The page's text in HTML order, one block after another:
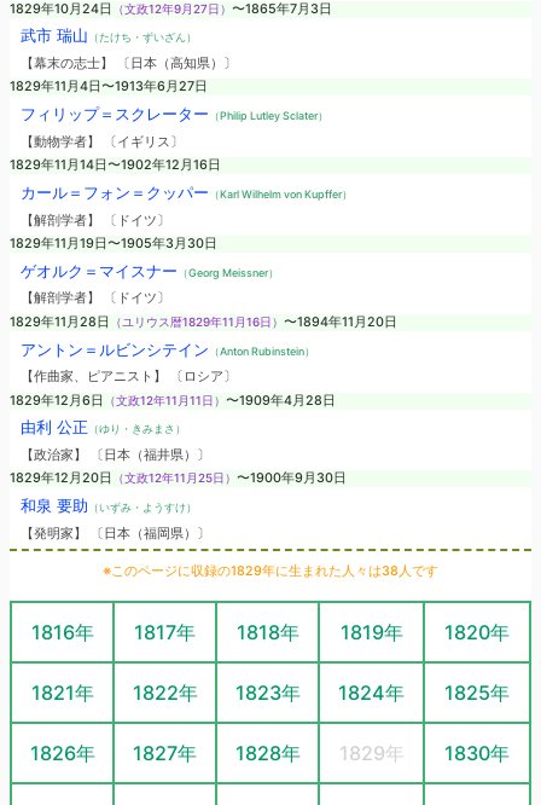
1829年10月24日
（文政12年9月27日） 〜1865年7月3日
武市 瑞山 （たけち・ずいざん）
【幕末の志士】 〔日本（高知県）〕
1829年11月4日〜1913年6月27日
フィリップ＝スクレーター （Philip Lutley Sclater）
【動物学者】 〔イギリス〕
1829年11月14日〜1902年12月16日
カール＝フォン＝クッパー （Karl Wilhelm von Kupffer）
【解剖学者】 〔ドイツ〕
1829年11月19日〜1905年3月30日
ゲオルク＝マイスナー （Georg Meissner）
【解剖学者】 〔ドイツ〕
1829年11月28日
（ユリウス暦1829年11月16日） 〜1894年11月20日
アントン＝ルビンシテイン （Anton Rubinstein）
【作曲家、ピアニスト】 〔ロシア〕
1829年12月6日
（文政12年11月11日） 〜1909年4月28日
由利 公正 （ゆり・きみまさ）
【政治家】 〔日本（福井県）〕
1829年12月20日
（文政12年11月25日） 〜1900年9月30日
和泉 要助 （いずみ・ようすけ）
【発明家】 〔日本（福岡県）〕
※このページに収録の1829年に生まれた人々は38人です
1816年 1817年 1818年 1819年 1820年
1821年 1822年 1823年 1824年 1825年
1826年 1827年 1828年 1829年 1830年